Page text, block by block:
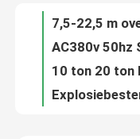
Kwaliteitscontrole
Contacteer ons